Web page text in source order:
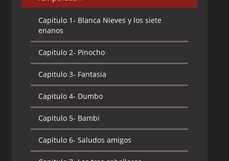
Capitulo 1- Blanca Nieves y los siete
enanos
Capitulo 2- Pinocho
Capitulo 3- Fantasia
Capitulo 4- Dumbo
Capitulo 5- Bambi
Capitulo 6- Saludos amigos